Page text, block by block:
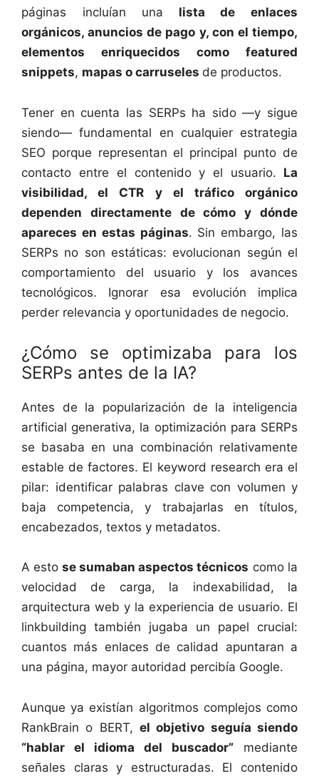
páginas incluían una lista de enlaces
orgánicos, anuncios de pago y, con el tiempo,
elementos enriquecidos como featured
snippets, mapas o carruseles de productos.
Tener en cuenta las SERPs ha sido —y sigue
siendo— fundamental en cualquier estrategia
SEO porque representan el principal punto de
contacto entre el contenido y el usuario. La
visibilidad, el CTR y el tráfico orgánico
dependen directamente de cómo y dónde
apareces en estas páginas. Sin embargo, las
SERPs no son estáticas: evolucionan según el
comportamiento del usuario y los avances
tecnológicos. Ignorar esa evolución implica
perder relevancia y oportunidades de negocio.
¿Cómo se optimizaba para los
SERPs antes de la IA?
Antes de la popularización de la inteligencia
artificial generativa, la optimización para SERPs
se basaba en una combinación relativamente
estable de factores. El keyword research era el
pilar: identificar palabras clave con volumen y
baja competencia, y trabajarlas en títulos,
encabezados, textos y metadatos.
A esto se sumaban aspectos técnicos como la
velocidad de carga, la indexabilidad, la
arquitectura web y la experiencia de usuario. El
linkbuilding también jugaba un papel crucial:
cuantos más enlaces de calidad apuntaran a
una página, mayor autoridad percibía Google.
Aunque ya existían algoritmos complejos como
RankBrain o BERT, el objetivo seguía siendo
“hablar el idioma del buscador” mediante
señales claras y estructuradas. El contenido